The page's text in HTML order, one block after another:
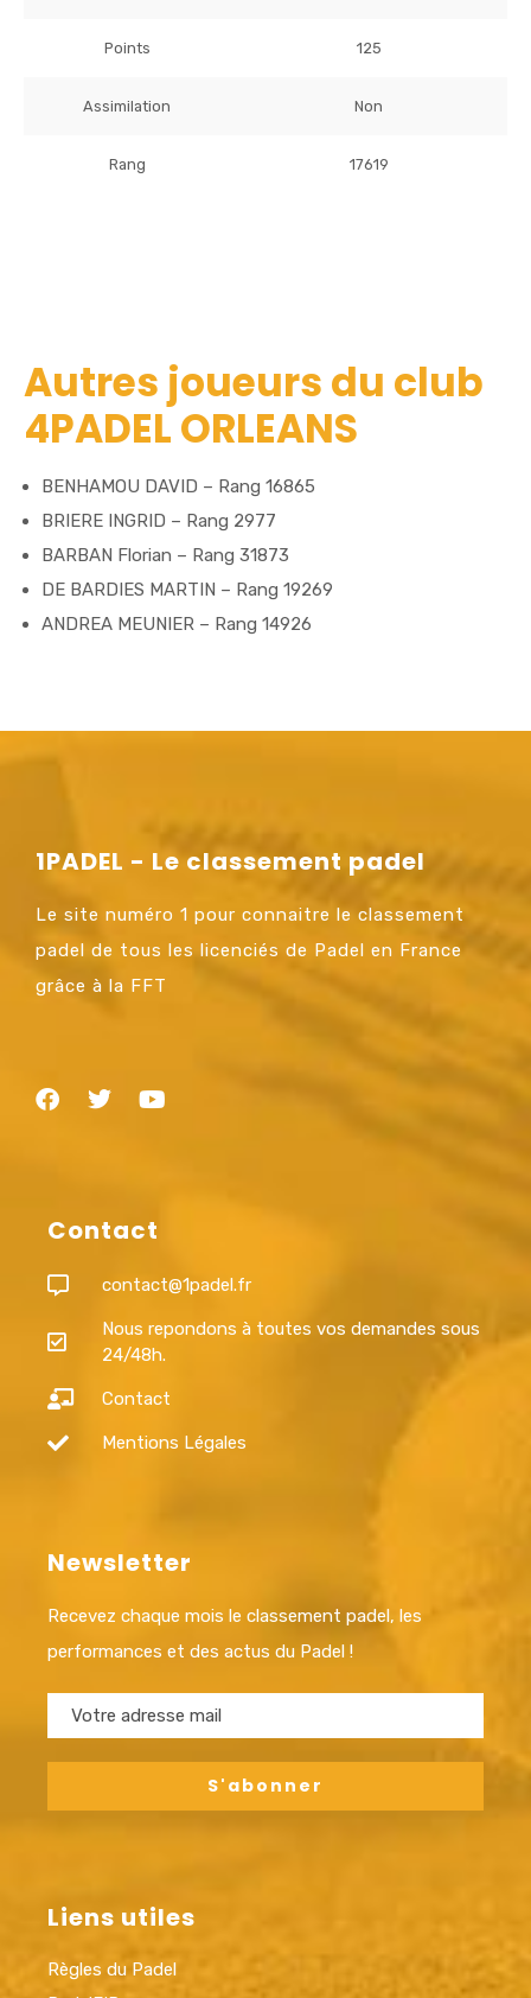
Points 125
Assimilation Non
Rang 17619
Autres joueurs du club
4PADEL ORLEANS
BENHAMOU DAVID – Rang 16865
BRIERE INGRID – Rang 2977
BARBAN Florian – Rang 31873
DE BARDIES MARTIN – Rang 19269
ANDREA MEUNIER – Rang 14926
1PADEL - Le classement padel
Le site numéro 1 pour connaitre le classement
padel de tous les licenciés de Padel en France
grâce à la FFT
Contact
contact@1padel.fr
Nous repondons à toutes vos demandes sous
24/48h.
Contact
Mentions Légales
Newsletter
Recevez chaque mois le classement padel, les
performances et des actus du Padel !
Liens utiles
Règles du Padel